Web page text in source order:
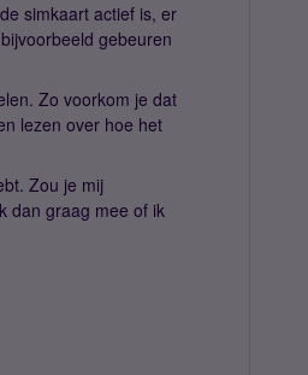
simkaart actief is, er
gebeuren
Zo voorkom je dat
lezen over hoe het
Zou je mij
dan graag mee of ik